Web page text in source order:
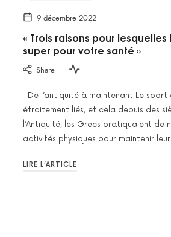
9 décembre 2022
« Trois raisons pour
super pour votre santé »
Share
De l’antiquité à maintenant Le
étroitement liés, et cela depuis des
l’Antiquité, les Grecs pratiquaient de
activités physiques pour maintenir
LIRE L’ARTICLE